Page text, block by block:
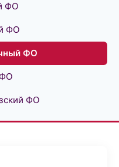
ФО
ФО
ФО
ФО